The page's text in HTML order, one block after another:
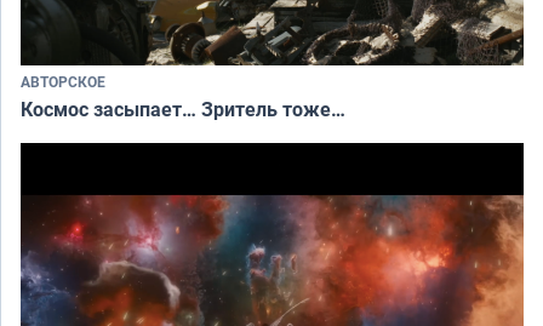
АВТОРСКОЕ
Космос засыпает… Зритель тоже…